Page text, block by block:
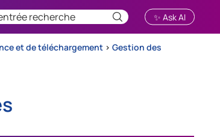
✨ Ask AI
et de téléchargement > Gestion des